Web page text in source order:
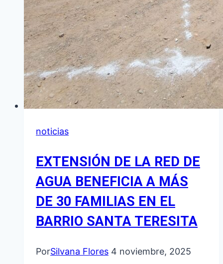
noticias
EXTENSIÓN DE LA RED DE
AGUA BENEFICIA A MÁS
DE 30 FAMILIAS EN EL
BARRIO SANTA TERESITA
PorSilvana Flores 4 noviembre, 2025